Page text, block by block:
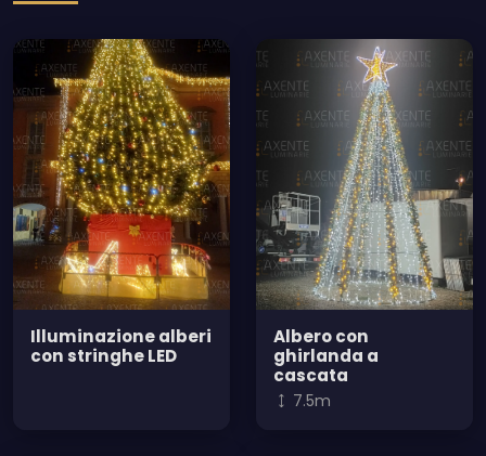
Illuminazione alberi
con stringhe LED
Albero con
ghirlanda a
cascata
7.5m